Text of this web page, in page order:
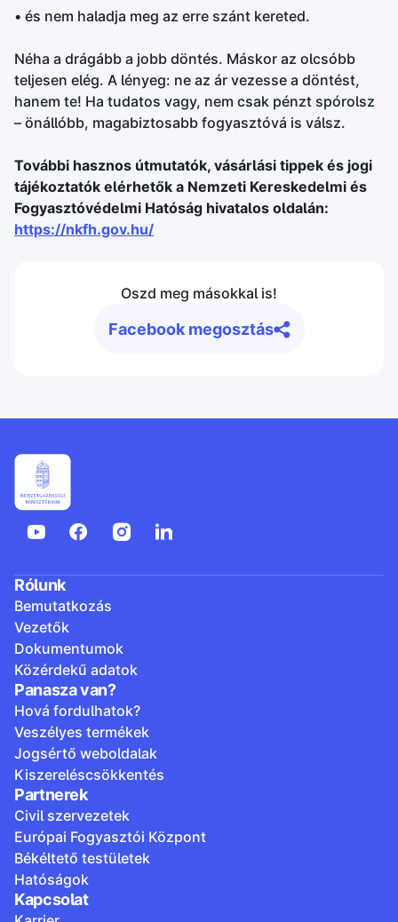
• és nem haladja meg az erre szánt kereted.
Néha a drágább a jobb döntés. Máskor az olcsóbb
teljesen elég. A lényeg: ne az ár vezesse a döntést,
hanem te! Ha tudatos vagy, nem csak pénzt spórolsz
– önállóbb, magabiztosabb fogyasztóvá is válsz.
További hasznos útmutatók, vásárlási tippek és jogi
tájékoztatók elérhetők a Nemzeti Kereskedelmi és
Fogyasztóvédelmi Hatóság hivatalos oldalán:
https://nkfh.gov.hu/
Oszd meg másokkal is!
Facebook megosztás
Rólunk
Bemutatkozás
Vezetők
Dokumentumok
Közérdekű adatok
Panasza van?
Hová fordulhatok?
Veszélyes termékek
Jogsértő weboldalak
Kiszereléscsökkentés
Partnerek
Civil szervezetek
Európai Fogyasztói Központ
Békéltető testületek
Hatóságok
Kapcsolat